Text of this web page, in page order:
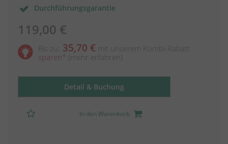
Durchführungsgarantie
119,00 €
Bis zu: 35,70 € mit unserem Kombi-Rabatt
sparen
(mehr erfahren)
Detail & Buchung
In den Warenkorb